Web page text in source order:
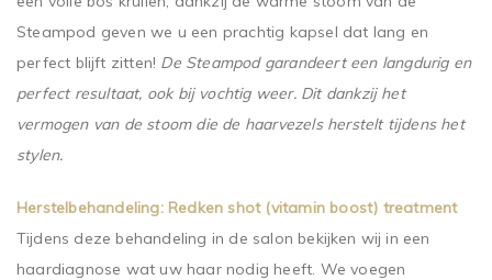
Steampod geven we u een prachtig kapsel dat lang en
perfect blijft zitten! De Steampod garandeert een langdurig en
perfect resultaat, ook bij vochtig weer. Dit dankzij het
vermogen van de stoom die de haarvezels herstelt tijdens het
stylen.
Herstelbehandeling: Redken shot (vitamin boost) treatment
Tijdens deze behandeling in de salon bekijken wij in een
haardiagnose wat uw haar nodig heeft. We voegen